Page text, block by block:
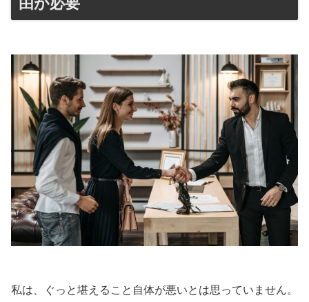
私は、ぐっと堪えること自体が悪いとは思っていません。